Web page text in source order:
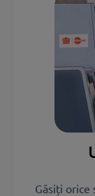
Plus
Găsiți orice